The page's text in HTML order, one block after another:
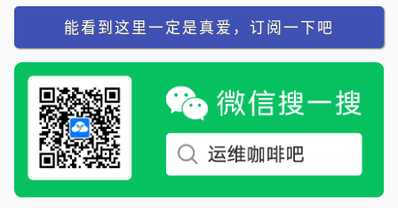
能看到这里一定是真爱，订阅一下吧